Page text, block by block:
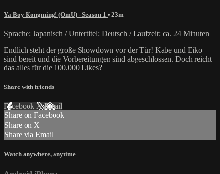
Ya Boy Kongming! (OmU) - Season 1 • 23m
Sprache: Japanisch / Untertitel: Deutsch / Laufzeit: ca. 24 Minuten
Endlich steht der große Showdown vor der Tür! Kabe und Eiko
sind bereit und die Vorbereitungen sind abgeschlossen. Doch reicht
das alles für die 100.000 Likes?
Share with friends
Facebook XEmail
Share on Facebook
Share on X
Share via Email
Watch anywhere, anytime